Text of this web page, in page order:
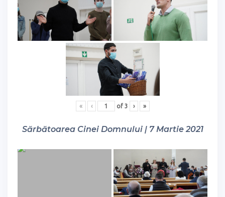
« ‹ of 3 › »
Sărbătoarea Cinei Domnului | 7 Martie 2021